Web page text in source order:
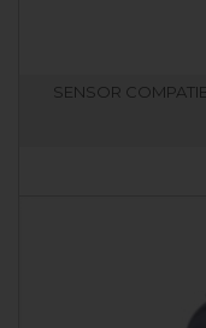
SENSOR